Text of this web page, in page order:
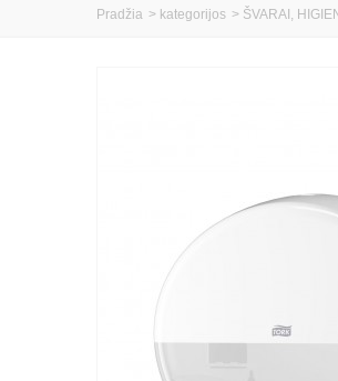
Pradžia > kategorijos > ŠVARAI,